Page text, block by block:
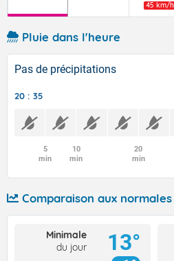
45 km/h
Pluie dans l'heure
Pas de précipitations
20 : 35
5
min
10
min
20
min
Comparaison aux normales
Minimale
du jour
13°